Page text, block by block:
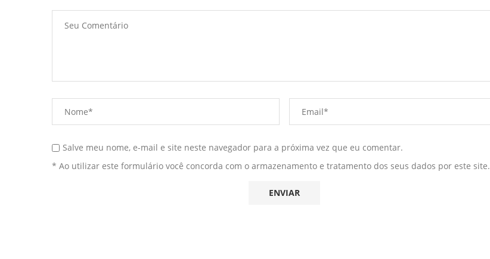
Salve meu nome, e-mail e site neste navegador para a próxima vez que eu comentar.
* Ao utilizar este formulário você concorda com o armazenamento e tratamento dos seus dados por este site.